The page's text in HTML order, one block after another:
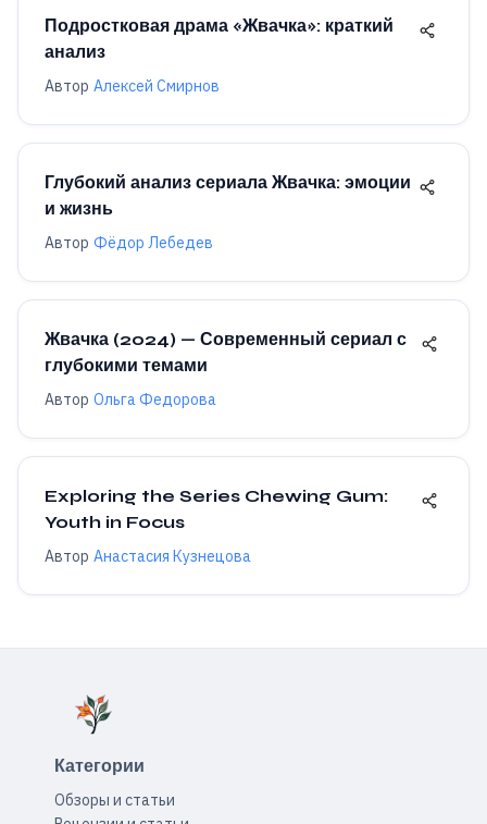
Подростковая драма «Жвачка»: краткий
анализ
Автор Алексей Смирнов
Глубокий анализ сериала Жвачка: эмоции
и жизнь
Автор Фёдор Лебедев
Жвачка (2024) — Современный сериал с
глубокими темами
Автор Ольга Федорова
Exploring the Series Chewing Gum:
Youth in Focus
Автор Анастасия Кузнецова
Категории
Обзоры и статьи